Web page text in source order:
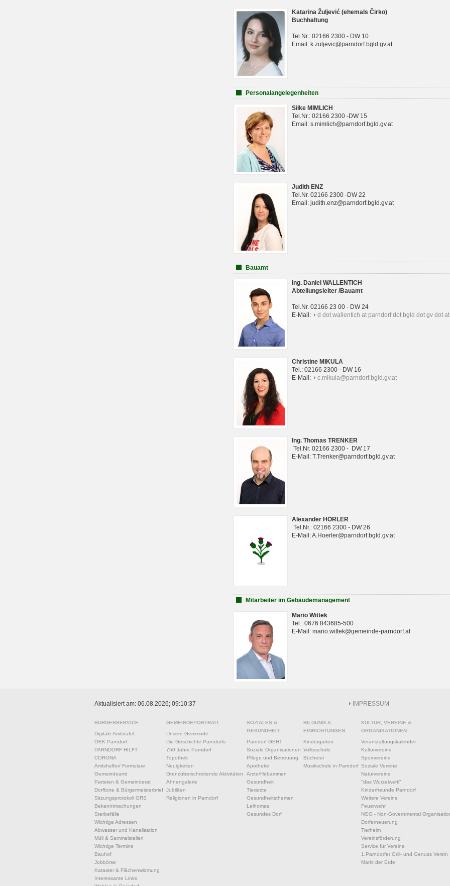
Katarina Žuljević (ehemals Čirko)
Buchhaltung
Tel.Nr.: 02166 2300 - DW 10
Email: k.zuljevic@parndorf.bgld.gv.at
Personalangelegenheiten
Silke MIMLICH
Tel.Nr.: 02166 2300 -DW 15
Email: s.mimlich@parndorf.bgld.gv.at
Judith ENZ
Tel.Nr. 02166 2300 -DW 22
Email: judith.enz@parndorf.bgld.gv.at
Bauamt
Ing. Daniel WALLENTICH
Abteilungsleiter /Bauamt
Tel.Nr. 02166 23 00 - DW 24
E-Mail:
d dot wallentich at parndorf dot bgld dot gv dot at
Christine MIKULA
Tel.: 02166 2300 - DW 16
E-Mail:
c.mikula@parndorf.bgld.gv.at
Ing. Thomas TRENKER
Tel.Nr. 02166 2300 - DW 17
E-Mail: T.Trenker@parndorf.bgld.gv.at
Alexander HÖRLER
Tel.Nr.: 02166 2300 - DW 26
E-Mail: A.Hoerler@parndorf.bgld.gv.at
Mitarbeiter im Gebäudemanagement
Mario Wittek
Tel.: 0676 843685-500
E-Mail: mario.wittek@gemeinde-parndorf.at
Aktualisiert am: 06.08.2026; 09:10:37 IMPRESSUM
BÜRGERSERVICE
Digitale Amtstafel
ÖEK Parndorf
PARNDORF HILFT
CORONA
Amtshelfer/ Formulare
Gemeindeamt
Parteien & Gemeinderat
Dorfbote & Bürgermeisterbrief
Sitzungsprotokoll GRS
Bekanntmachungen
Sterbefälle
Wichtige Adressen
Abwasser und Kanalisation
Müll & Sammelstellen
Wichtige Termine
Bauhof
Jobbörse
Kataster & Flächenwidmung
Interessante Links
GEMEINDEPORTRAIT
Unsere Gemeinde
Die Geschichte Parndorfs
750 Jahre Parndorf
Topothek
Neuigkeiten
Grenzüberschreitende Aktivitäten
Ahnengalerie
Jubiläen
Religionen in Parndorf
SOZIALES &
GESUNDHEIT
Parndorf GEHT
Soziale Organisationen
Pflege und Betreuung
Apotheke
Ärzte/Hebammen
Gesundheit
Tierärzte
Gesundheitsthemen
Leihomas
Gesundes Dorf
BILDUNG &
EINRICHTUNGEN
Kindergärten
Volksschule
Bücherei
Musikschule in Parndorf
KULTUR, VEREINE &
ORGANISATIONEN
Veranstaltungskalender
Kulturvereine
Sportvereine
Soziale Vereine
Naturvereine
"das Wurzelwerk"
Kinderfreunde Parndorf
Weitere Vereine
Feuerwehr
NGO - Non-Governmental
Dorferneuerung
Tierheim
Vereinsförderung
Service für Vereine
1.Parndorfer Grill- und Genuss Verein
Markt der Erde